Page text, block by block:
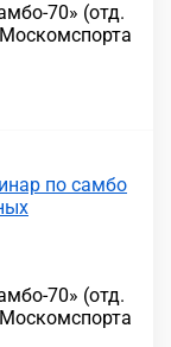
70» (отд.
по самбо
70» (отд.